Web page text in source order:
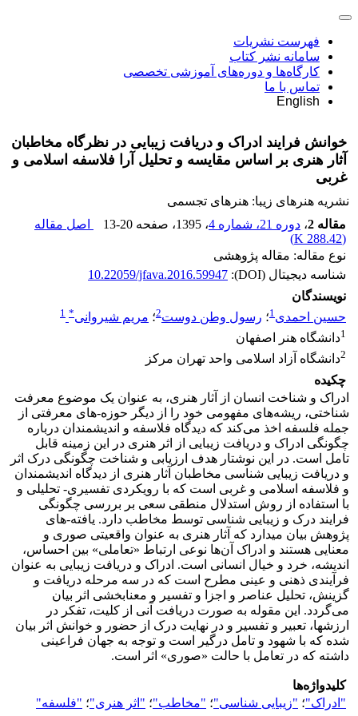
فهرست نشریات
سامانه نشر کتاب
کارگاه‌ها و دوره‌های آموزشی تخصصی
تماس با ما
English
خوانش فرایند ادراک و دریافت زیبایی در نظرگاه مخاطبان
آثار هنری بر اساس مقایسه و تحلیل آرا فلاسفه اسلامی و
غربی
نشریه هنرهای زیبا: هنرهای تجسمی
مقاله 2
، دوره 21، شماره 4 ، 1395 ، صفحه 13-20
اصل مقاله
(
288.42 K
)
نوع مقاله: مقاله پژوهشی
شناسه دیجیتال (DOI):
10.22059/jfava.2016.59947
نویسندگان
حسین احمدی1؛ رسول وطن دوست2؛ مریم شیروانی*
1
1دانشگاه هنر اصفهان
2دانشگاه آزاد اسلامی واحد تهران مرکز
چکیده
ادراک و شناخت انسان از آثار هنری، به عنوان یک موضوع معرفت
شناختی، ریشه‌های مفهومی خود را از دیگر حوزه-های معرفتی از
جمله فلسفه اخذ می‌کند که دیدگاه فلاسفه و اندیشمندان درباره
چگونگی ادراک و دریافت زیبایی از اثر هنری در این زمینه قابل
تامل است. در این نوشتار هدف ارزیابی و شناخت چگونگی درک اثر
و دریافت زیبایی شناسی مخاطبان آثار هنری از دیدگاه اندیشمندان
و فلاسفه اسلامی و غربی است که با رویکردی تفسیری- تحلیلی و
با استفاده از روش استدلال منطقی سعی بر بررسی چگونگی
فرایند درک و زیبایی شناسی توسط مخاطب دارد. یافته-های
پژوهش بیان میدارد که آثار هنری به عنوان واقعیتی صوری و
معنایی هستند و ادراک آن‌ها نوعی ارتباط «تعاملی» بین احساس،
اندیشه، خرد و خیال انسانی است. ادراک و دریافت زیبایی به عنوان
فرآیندی ذهنی و عینی مطرح است که در سه مرحله دریافت و
گزینش، تحلیل عناصر و اجزا و تفسیر و معنابخشی اثر بیان
می‌گردد. این مقوله به صورت دریافت آنی از کلیت، تفکر در
ارزشها، تعبیر و تفسیر و در نهایت درک از حضور و خوانش اثر بیان
شده که با شهود و تامل درگیر است و توجه به جهان فراعینی
داشته که در تعامل با حالت «صوری» اثر است.
کلیدواژه‌ها
"ادراک"؛ "زیبایی شناسی"؛ "مخاطب"؛ "اثر هنری"؛ "فلسفه"